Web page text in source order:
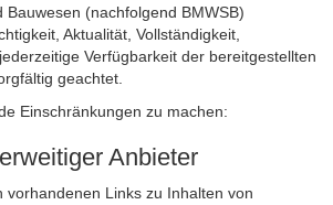
Bauwesen (nachfolgend BMWSB)
Aktualität, Vollständigkeit,
Verfügbarkeit der bereitgestellten
geachtet.
Einschränkungen zu machen:
Anbieter
vorhandenen Links zu Inhalten von